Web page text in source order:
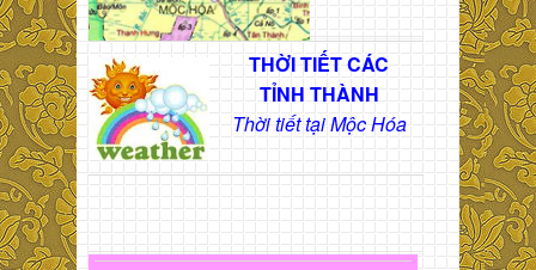
THỜI TIẾT CÁC
TỈNH THÀNH
Thời tiết tại Mộc Hóa